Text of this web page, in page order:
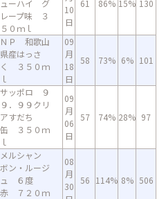
ューハイ グ
レープ味 ３
５０ｍｌ
10
日
61 86% 15% 130
ＮＰ 和歌山
県産はっさ
く ３５０ｍ
ｌ
09
月
18
日
58 73% 6% 101
サッポロ ９
９．９９クリ
アすだち
缶 ３５０ｍ
ｌ
09
月
06
日
57 74% 28% 97
メルシャン
ボン・ルージ
ュ ６度
赤 ７２０ｍ
08
月
30
56 114% 8% 506